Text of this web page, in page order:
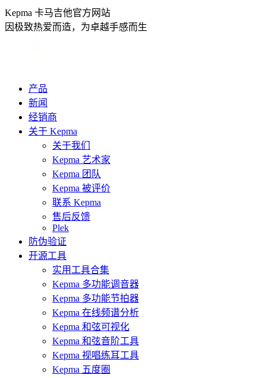
跳
转
Kepma 卡马吉他官方网站
因极致热爱而造，为卓越手感而生
产品
新闻
经销商
关于 Kepma
关于我们
Kepma 艺术家
Kepma 团队
Kepma 被评价
联系 Kepma
售后反馈
Plek
防伪验证
开源工具
实用工具合集
Kepma 多功能调音器
Kepma 多功能节拍器
Kepma 在线频谱分析
Kepma 和弦可视化
Kepma 和弦音阶工具
Kepma 视唱练耳工具
Kepma 五度圈